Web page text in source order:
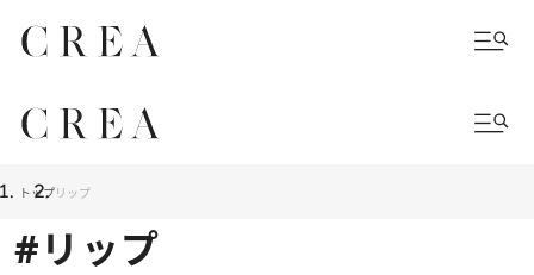
トップリップ
#リップ